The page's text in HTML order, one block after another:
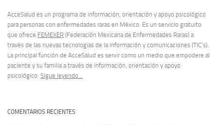
AcceSalud es un programa de información, orientación y apoyo psicológico
para personas con enfermedades raras en México. Es un servicio gratuito
que ofrece FEMEXER (Federación Mexicana de Enfermedades Raras) a
través de las nuevas tecnologías de la información y comunicaciones (TIC’s).
La principal función de AcceSalud es servir como un medio que empodere al
paciente y su familia a través de información, orientación y apoyo
psicológico. Sigue leyendo…
COMENTARIOS RECIENTES